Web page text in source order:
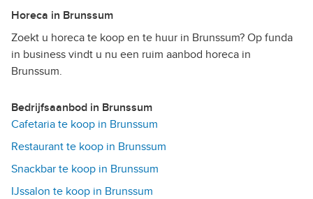
Horeca in Brunssum
Zoekt u horeca te koop en te huur in Brunssum? Op funda
in business vindt u nu een ruim aanbod horeca in
Brunssum.
Bedrijfsaanbod in Brunssum
Cafetaria te koop in Brunssum
Restaurant te koop in Brunssum
Snackbar te koop in Brunssum
IJssalon te koop in Brunssum